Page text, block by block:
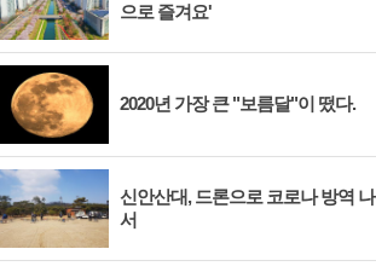
으로 즐겨요'
2020년 가장 큰 "보름달"이 떴다.
신안산대, 드론으로 코로나 방역 나
서